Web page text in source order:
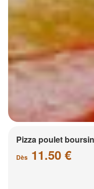
Pizza poulet
Dès 11.50 €